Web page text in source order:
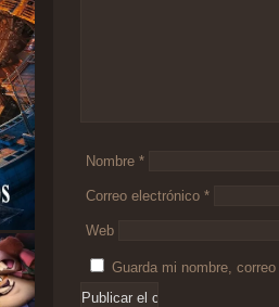
Nombre *
Correo electrónico *
Web
Guarda mi nombre,